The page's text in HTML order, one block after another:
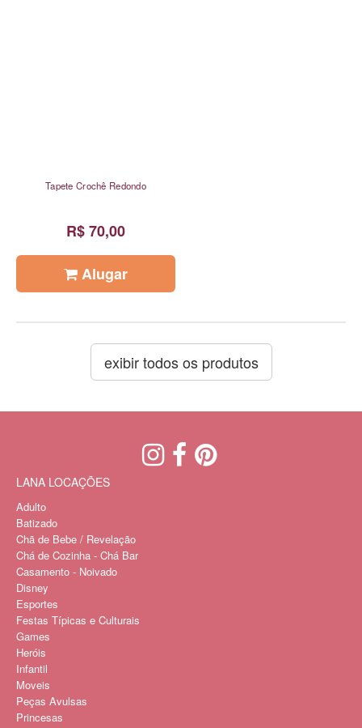
Tapete Crochê Redondo
R$ 70,00
Alugar
exibir todos os produtos
LANA LOCAÇÕES
Adulto
Batizado
Chã de Bebe / Revelação
Chá de Cozinha - Chá Bar
Casamento - Noivado
Disney
Esportes
Festas Típicas e Culturais
Games
Heróis
Infantil
Moveis
Peças Avulsas
Princesas